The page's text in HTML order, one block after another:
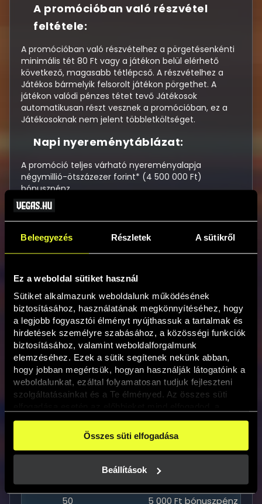
Beleegyezés Részletek A sütikről
Ez a weboldal sütiket használ
Sütiket alkalmazunk weboldalunk működésének
biztosításához, használatának megkönnyítéséhez, hogy
a legjobb fogyasztói élményt nyújthassuk a tartalmak és
hirdetések személyre szabásához, a közösségi funkciók
biztosításához, valamint weboldalforgalmunk
elemzéséhez. Ezek a sütik segítenek nekünk abban,
hogy jobban megértsük, hogyan használják látogatóink a
weboldalunkat, ezáltal folyamatosan tudjuk fejleszteni
szolgáltatásainkat és a Te élményed. Az összes süti
beállításokban pedig egyesével dönthethetsz arról, hogy
a weboldal használatához elengedhetetlen sütiken kívül
A weboldalainkon használt sütikről további információkat
erre a linkre kattintva a Süti tájékoztatónkban
Összes süti elfogadása
Beállítások
A promócióban való részvétel
feltétele:
A promócióban való részvételhez a pörgetésenkénti
minimális tét 80 Ft vagy a játékon belül elérhető
következő, magasabb tétlépcső. A részvételhez a
Játékos bármelyik felsorolt játékon pörgethet. A
játékon valódi pénzes tétet tevő Játékosok
automatikusan részt vesznek a promócióban, ez a
Játékosoknak nem jelent többletköltséget.
Napi nyereménytáblázat:
A promóció teljes várható nyereményalapja
négymillió-ötszázezer forint* (4 500 000 Ft)
bónuszpénz.
*A négymillió-ötszázezer forintos (4 500 000 Ft-os)
várható teljes nyereményalap négy, egyenként
egymillió-százhuszonötezer forintos (1 125 000 Ft-os)
Napi nyereményeső
Mennyiség
Érték
1 200 000 Ft bónuszpénz
1 150 000 Ft bónuszpénz
1 75 000 Ft bónuszpénz
1 50 000 Ft bónuszpénz
10 10 000 Ft bónuszpénz
6 000 Ft bónuszpénz
50 5 000 Ft bónuszpénz